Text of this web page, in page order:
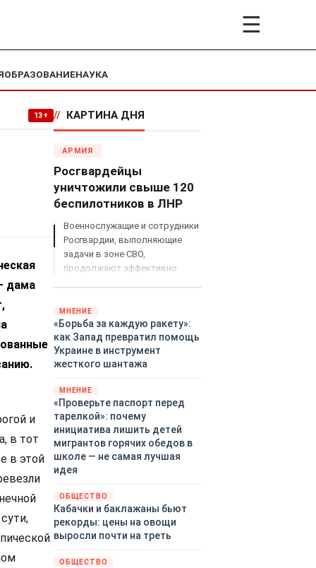
☰
ОБРАЗОВАНИЕНАУКА
13+
дама
и
в тот
в этой
// КАРТИНА ДНЯ
АРМИЯ
Росгвардейцы
уничтожили свыше 120
беспилотников в ЛНР
Военнослужащие и сотрудники
Росгвардии, выполняющие
задачи в зоне СВО,
продолжают эффективно
МНЕНИЕ
«Борьба за каждую ракету»:
как Запад превратил помощь
Украине в инструмент
жесткого шантажа
МНЕНИЕ
«Проверьте паспорт перед
тарелкой»: почему
инициатива лишить детей
мигрантов горячих обедов в
школе — не самая лучшая
идея
ОБЩЕСТВО
Кабачки и баклажаны бьют
рекорды: цены на овощи
выросли почти на треть
ОБЩЕСТВО